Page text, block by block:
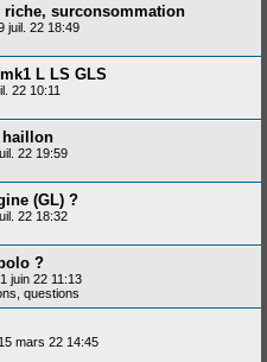
riche, surconsommation
juil. 22 18:49
L LS GLS
22 10:11
haillon
22 19:59
(GL) ?
22 18:32
?
juin 22 11:13
questions
15 mars 22 14:45